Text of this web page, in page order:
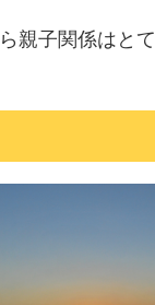
親子関係はと